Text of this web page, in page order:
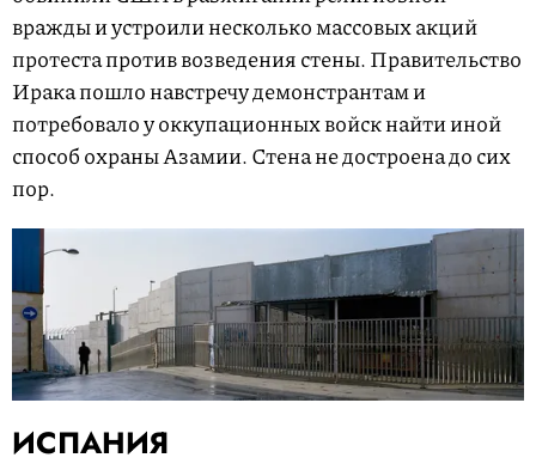
вражды и устроили несколько массовых акций
протеста против возведения стены. Правительство
Ирака пошло навстречу демонстрантам и
потребовало у оккупационных войск найти иной
способ охраны Азамии. Стена не достроена до сих
пор.
ИСПАНИЯ